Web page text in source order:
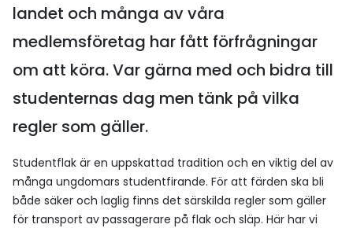
landet och många av våra
medlemsföretag har fått förfrågningar
om att köra. Var gärna med och bidra till
studenternas dag men tänk på vilka
regler som gäller.
Studentflak är en uppskattad tradition och en viktig del av
många ungdomars studentfirande. För att färden ska bli
både säker och laglig finns det särskilda regler som gäller
för transport av passagerare på flak och släp. Här har vi